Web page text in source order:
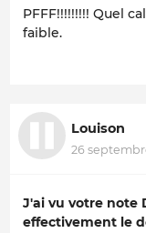
PFFF!!!!!!!!! Quel
faible.
Louison
26
J'ai vu votre note
effectivement le